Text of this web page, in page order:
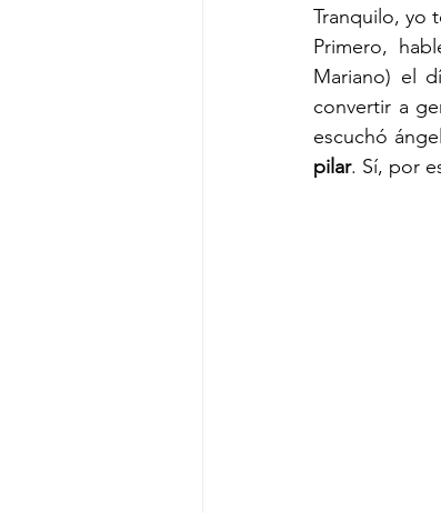
Tranquilo, yo
Primero,
Mariano) el
convertir a
escuchó
pilar. Sí, por